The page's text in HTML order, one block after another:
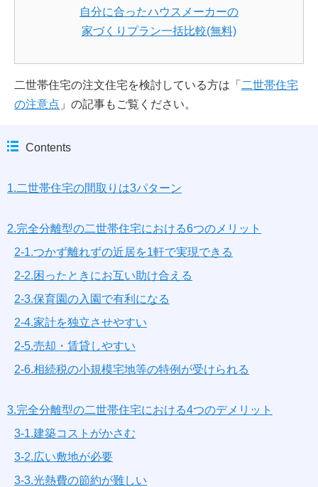
自分に合ったハウスメーカーの
家づくりプラン一括比較(無料)
二世帯住宅の注文住宅を検討している方は「 二世帯住宅
の注意点 」の記事もご覧ください。
Contents
1.二世帯住宅の間取りは3パターン
2.完全分離型の二世帯住宅における6つのメリット
2-1.つかず離れずの近居を1軒で実現できる
2-2.困ったときにお互い助け合える
2-3.保育園の入園で有利になる
2-4.家計を独立させやすい
2-5.売却・賃貸しやすい
2-6.相続税の小規模宅地等の特例が受けられる
3.完全分離型の二世帯住宅における4つのデメリット
3-1.建築コストがかさむ
3-2.広い敷地が必要
3-3.光熱費の節約が難しい